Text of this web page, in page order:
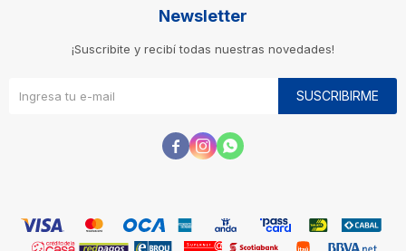
Newsletter
¡Suscribite y recibí todas nuestras novedades!
SUSCRIBIRME
  